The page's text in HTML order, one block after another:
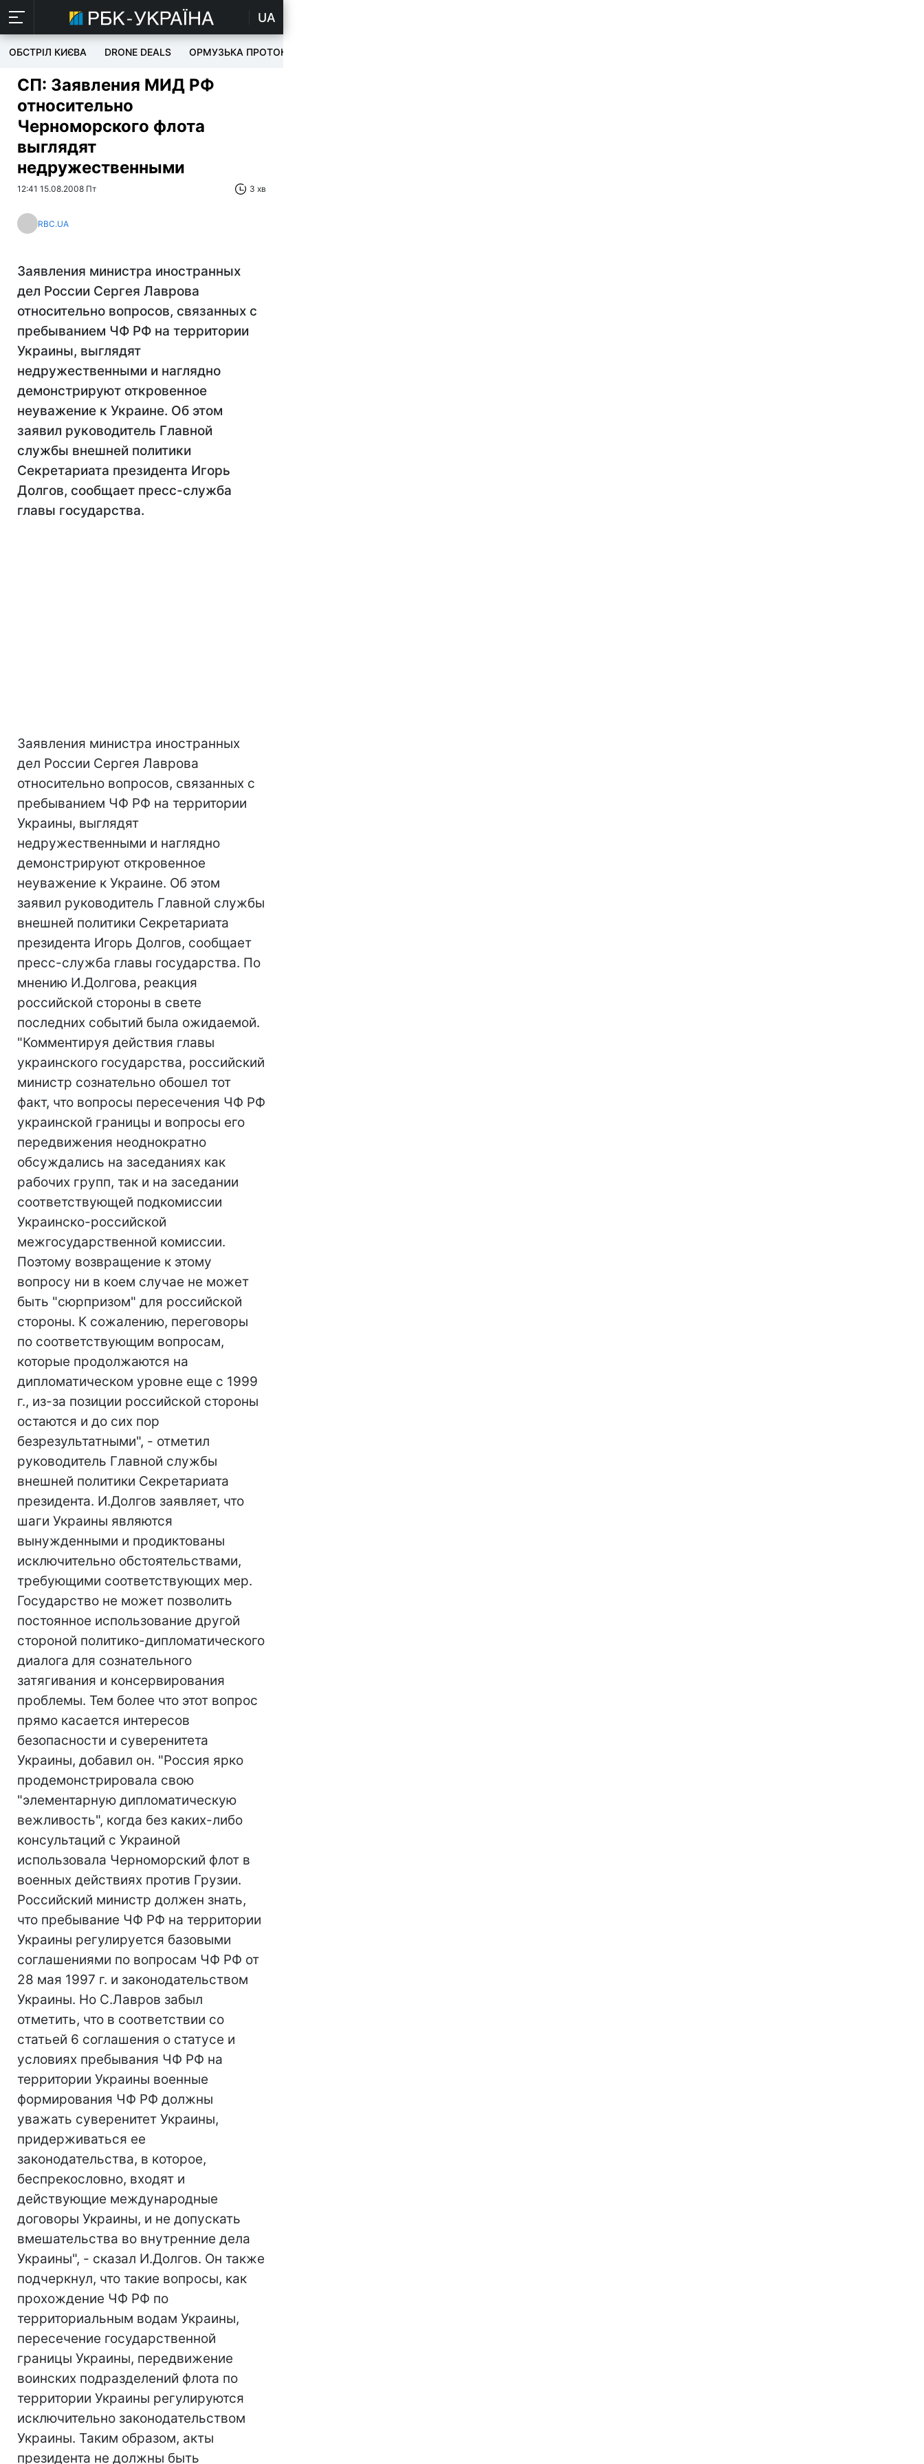
UA
ОБСТРІЛ КИЄВА DRONE DEALS ОРМУЗЬКА ПРОТОКА
СП: Заявления МИД РФ
относительно
Черноморского флота
выглядят
недружественными
12:41 15.08.2008 Пт 3 хв
RBC.UA
Заявления министра иностранных
дел России Сергея Лаврова
относительно вопросов, связанных с
пребыванием ЧФ РФ на территории
Украины, выглядят
недружественными и наглядно
демонстрируют откровенное
неуважение к Украине. Об этом
заявил руководитель Главной
службы внешней политики
Секретариата президента Игорь
Долгов, сообщает пресс-служба
главы государства.
Заявления министра иностранных
дел России Сергея Лаврова
относительно вопросов, связанных с
пребыванием ЧФ РФ на территории
Украины, выглядят
недружественными и наглядно
демонстрируют откровенное
неуважение к Украине. Об этом
заявил руководитель Главной службы
внешней политики Секретариата
президента Игорь Долгов, сообщает
пресс-служба главы государства. По
мнению И.Долгова, реакция
российской стороны в свете
последних событий была ожидаемой.
"Комментируя действия главы
украинского государства, российский
министр сознательно обошел тот
факт, что вопросы пересечения ЧФ РФ
украинской границы и вопросы его
передвижения неоднократно
обсуждались на заседаниях как
рабочих групп, так и на заседании
соответствующей подкомиссии
Украинско-российской
межгосударственной комиссии.
Поэтому возвращение к этому
вопросу ни в коем случае не может
быть "сюрпризом" для российской
стороны. К сожалению, переговоры
по соответствующим вопросам,
которые продолжаются на
дипломатическом уровне еще с 1999
г., из-за позиции российской стороны
остаются и до сих пор
безрезультатными", - отметил
руководитель Главной службы
внешней политики Секретариата
президента. И.Долгов заявляет, что
шаги Украины являются
вынужденными и продиктованы
исключительно обстоятельствами,
требующими соответствующих мер.
Государство не может позволить
постоянное использование другой
стороной политико-дипломатического
диалога для сознательного
затягивания и консервирования
проблемы. Тем более что этот вопрос
прямо касается интересов
безопасности и суверенитета
Украины, добавил он. "Россия ярко
продемонстрировала свою
"элементарную дипломатическую
вежливость", когда без каких-либо
консультаций с Украиной
использовала Черноморский флот в
военных действиях против Грузии.
Российский министр должен знать,
что пребывание ЧФ РФ на территории
Украины регулируется базовыми
соглашениями по вопросам ЧФ РФ от
28 мая 1997 г. и законодательством
Украины. Но С.Лавров забыл
отметить, что в соответствии со
статьей 6 соглашения о статусе и
условиях пребывания ЧФ РФ на
территории Украины военные
формирования ЧФ РФ должны
уважать суверенитет Украины,
придерживаться ее
законодательства, в которое,
беспрекословно, входят и
действующие международные
договоры Украины, и не допускать
вмешательства во внутренние дела
Украины", - сказал И.Долгов. Он также
подчеркнул, что такие вопросы, как
прохождение ЧФ РФ по
территориальным водам Украины,
пересечение государственной
границы Украины, передвижение
воинских подразделений флота по
территории Украины регулируются
исключительно законодательством
Украины. Таким образом, акты
президента не должны быть